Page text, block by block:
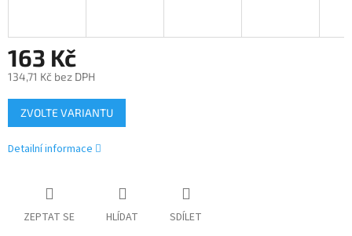
163 Kč
134,71 Kč bez DPH
Měrná
cena:
ZVOLTE VARIANTU
Detailní informace
ZEPTAT SE HLÍDAT SDÍLET